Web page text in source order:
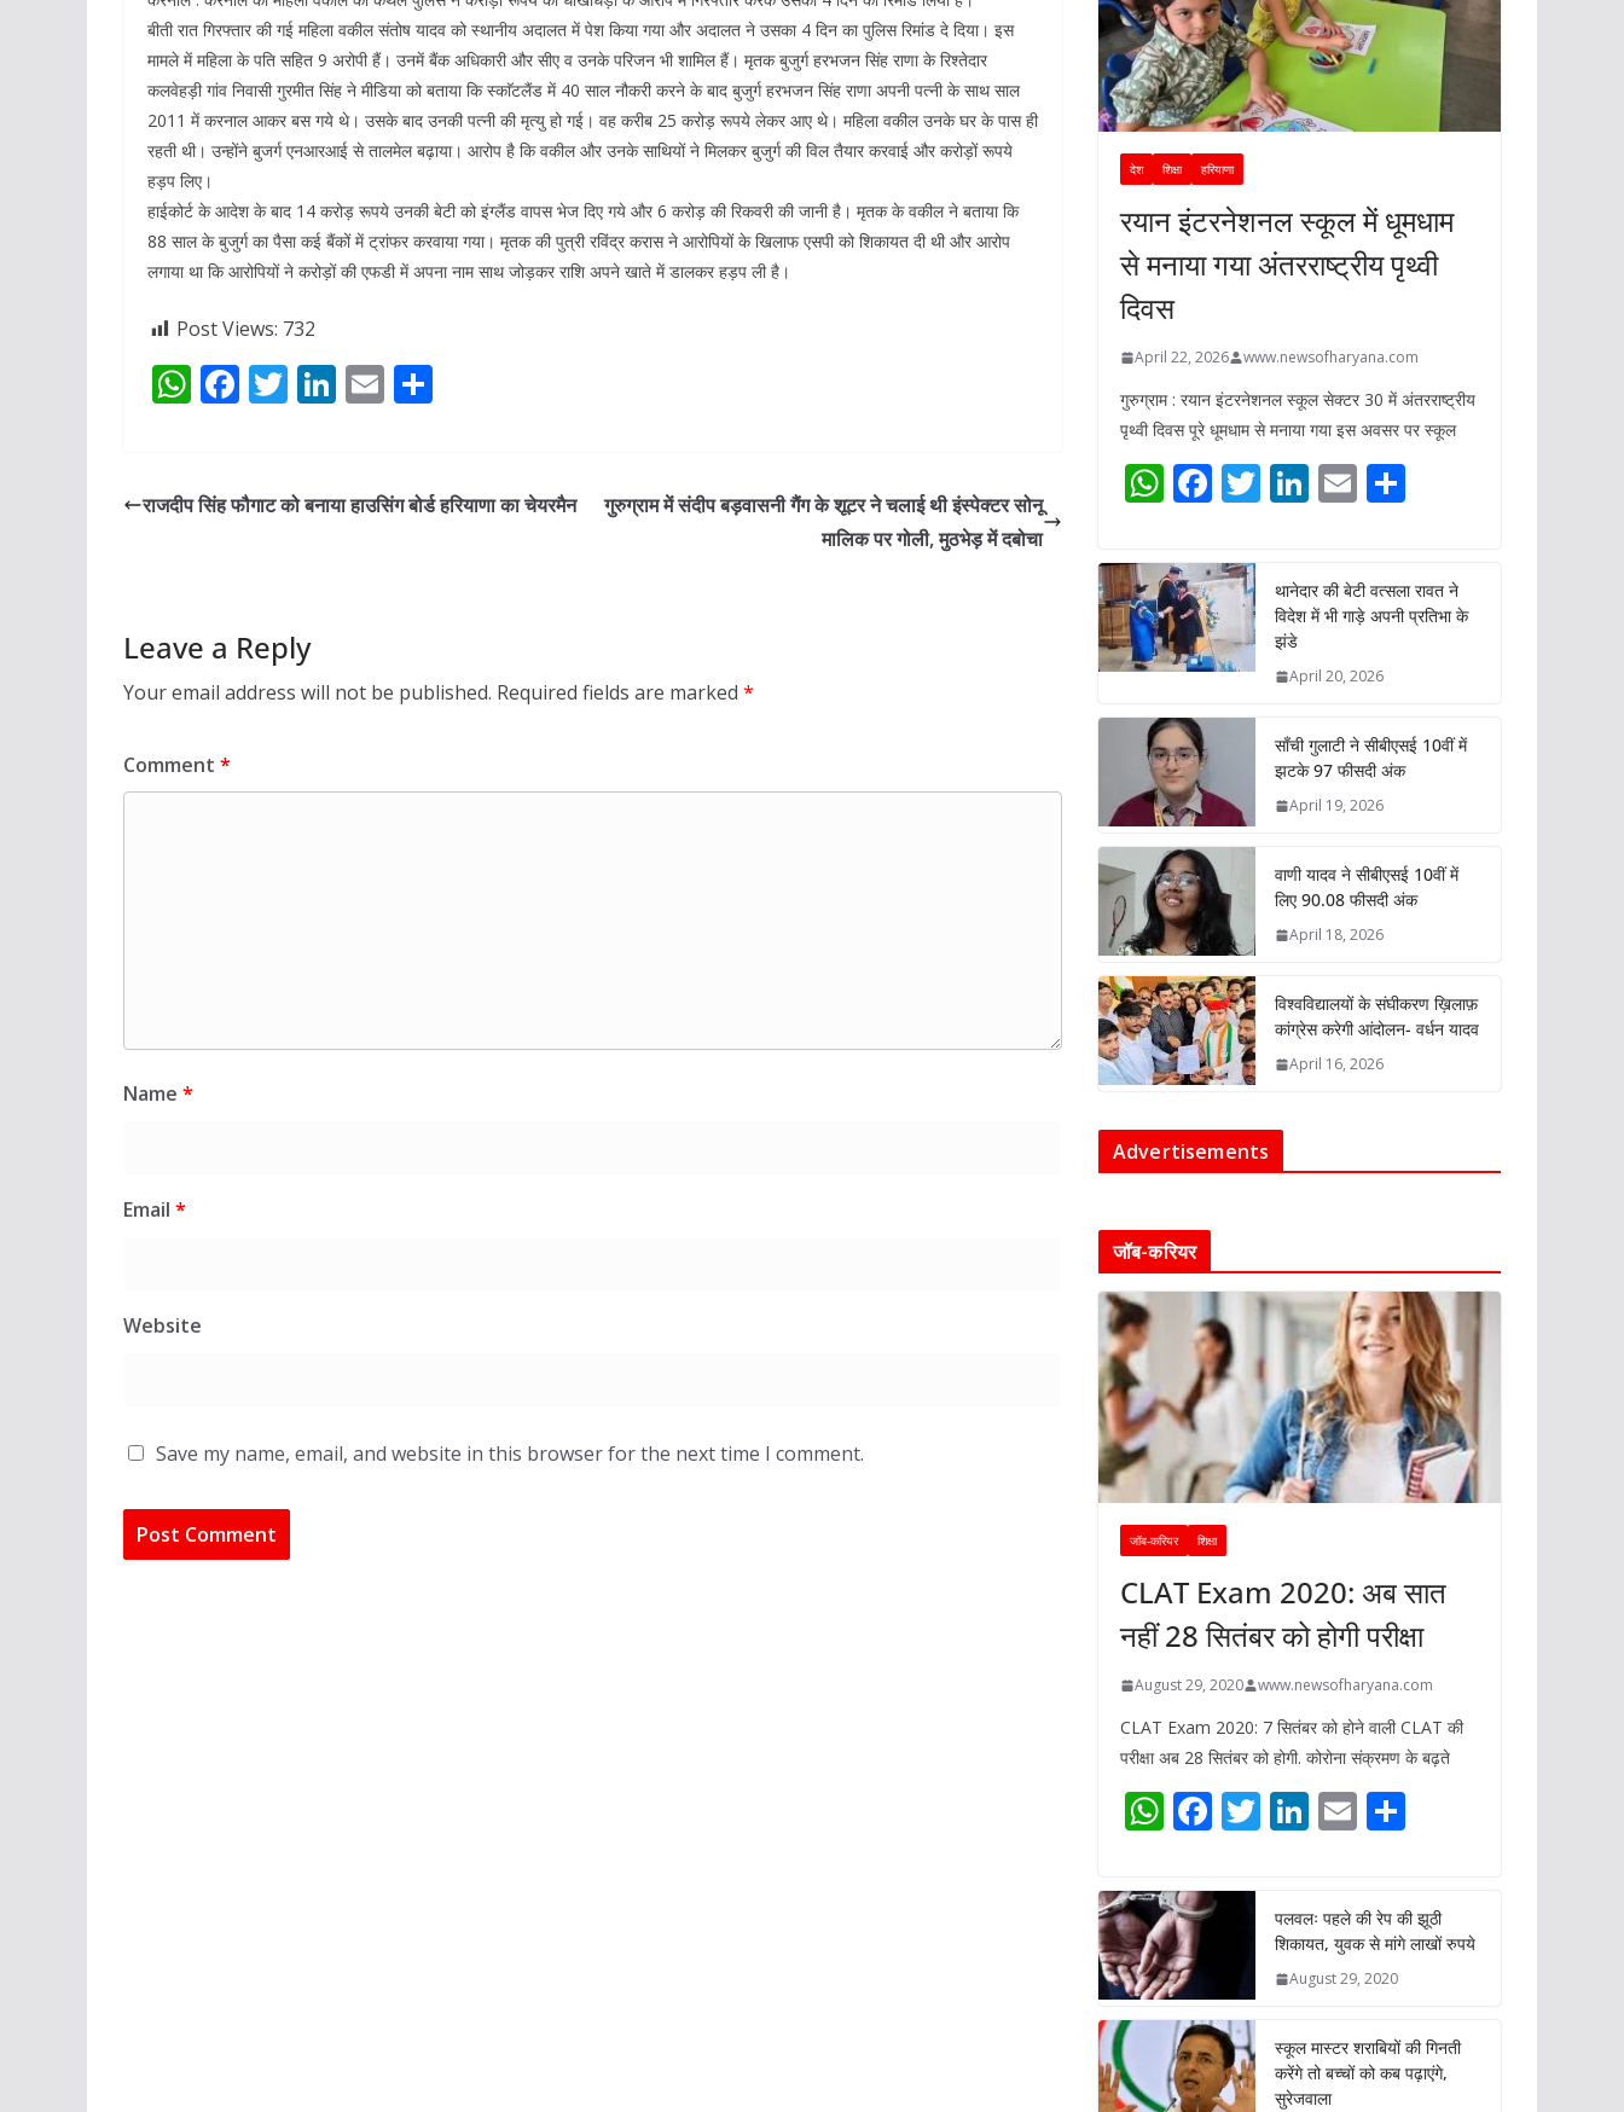
बीती रात गिरफ्तार की गई महिला वकील संतोष यादव को स्थानीय अदालत में पेश किया गया और अदालत ने उसका 4 दिन का पुलिस रिमांड दे दिया। इस
मामले में महिला के पति सहित 9 अरोपी हैं। उनमें बैंक अधिकारी और सीए व उनके परिजन भी शामिल हैं। मृतक बुजुर्ग हरभजन सिंह राणा के रिश्तेदार
कलवेहड़ी गांव निवासी गुरमीत सिंह ने मीडिया को बताया कि स्काॅटलैंड में 40 साल नौकरी करने के बाद बुजुर्ग हरभजन सिंह राणा अपनी पत्नी के साथ साल
2011 में करनाल आकर बस गये थे। उसके बाद उनकी पत्नी की मृत्यु हो गई। वह करीब 25 करोड़ रूपये लेकर आए थे। महिला वकील उनके घर के पास ही
रहती थी। उन्होंने बुजर्ग एनआरआई से तालमेल बढ़ाया। आरोप है कि वकील और उनके साथियों ने मिलकर बुजुर्ग की विल तैयार करवाई और करोड़ों रूपये
हड़प लिए।
हाईकोर्ट के आदेश के बाद 14 करोड़ रूपये उनकी बेटी को इंग्लैंड वापस भेज दिए गये और 6 करोड़ की रिकवरी की जानी है। मृतक के वकील ने बताया कि
88 साल के बुजुर्ग का पैसा कई बैंकों में ट्रांफर करवाया गया। मृतक की पुत्री रविंद्र करास ने आरोपियों के खिलाफ एसपी को शिकायत दी थी और आरोप
लगाया था कि आरोपियों ने करोड़ों की एफडी में अपना नाम साथ जोड़कर राशि अपने खाते में डालकर हड़प ली है।
Post Views: 732
W
s
F
b
T
er
Li
e
E
l e
राजदीप सिंह फौगाट को बनाया हाउसिंग बोर्ड हरियाणा का चेयरमैन
गुरुग्राम में संदीप बड़वासनी गैंग के शूटर ने चलाई थी इंस्पेक्टर सोनू
मालिक पर गोली, मुठभेड़ में दबोचा
Leave a Reply
Your email address will not be published. Required fields are marked *
Comment *
Name *
Email *
Website
Save my name, email, and website in this browser for the next time I comment.
देश शिक्षा हरियाणा
रयान इंटरनेशनल स्कूल में धूमधाम
से मनाया गया अंतरराष्ट्रीय पृथ्वी
दिवस
April 22, 2026 www.newsofharyana.com
गुरुग्राम : रयान इंटरनेशनल स्कूल सेक्टर 30 में अंतरराष्ट्रीय
पृथ्वी दिवस पूरे धूमधाम से मनाया गया इस अवसर पर स्कूल
W
at
s
A
p
p
F
e
b
o
o
k
T
er
Li
e
dI
n
E
l e
थानेदार की बेटी वत्सला रावत ने
विदेश में भी गाड़े अपनी प्रतिभा के
झंडे
April 20, 2026
साँची गुलाटी ने सीबीएसई 10वीं में
झटके 97 फीसदी अंक
April 19, 2026
वाणी यादव ने सीबीएसई 10वीं में
लिए 90.08 फीसदी अंक
April 18, 2026
विश्वविद्यालयों के संघीकरण ख़िलाफ़
कांग्रेस करेगी आंदोलन- वर्धन यादव
April 16, 2026
Advertisements
जॉब-करियर
जॉब-करियर शिक्षा
CLAT Exam 2020: अब सात
नहीं 28 सितंबर को होगी परीक्षा
August 29, 2020 www.newsofharyana.com
CLAT Exam 2020: 7 सितंबर को होने वाली CLAT की
परीक्षा अब 28 सितंबर को होगी. कोरोना संक्रमण के बढ़ते
W
at
s
A
p
p
F
e
b
o
k
T
er
Li
e
dI
n
E
l e
पलवलः पहले की रेप की झूठी
शिकायत, युवक से मांगे लाखों रुपये
August 29, 2020
स्कूल मास्टर शराबियों की गिनती
करेंगे तो बच्चों को कब पढ़ाएंगे,
सुरेजवाला